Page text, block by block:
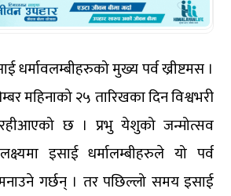
धर्मावलम्बीहरुको मुख्य पर्व ख्रीष्टमस ।
महिनाको २५ तारिखका दिन विश्वभरी
छ । प्रभु येशुको जन्मोत्सव
इसाई धर्मालम्बीहरुले यो पर्व
गर्छन् । तर पछिल्लो समय इसाई